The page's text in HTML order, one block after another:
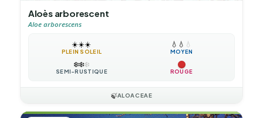
Aloès arborescent
Aloe arborescens
☀️☀️☀️
PLEIN SOLEIL
💧 💧 💧
MOYEN
❄️❄️❄️
SEMI-RUSTIQUE ROUGE
🍃ALOACEAE